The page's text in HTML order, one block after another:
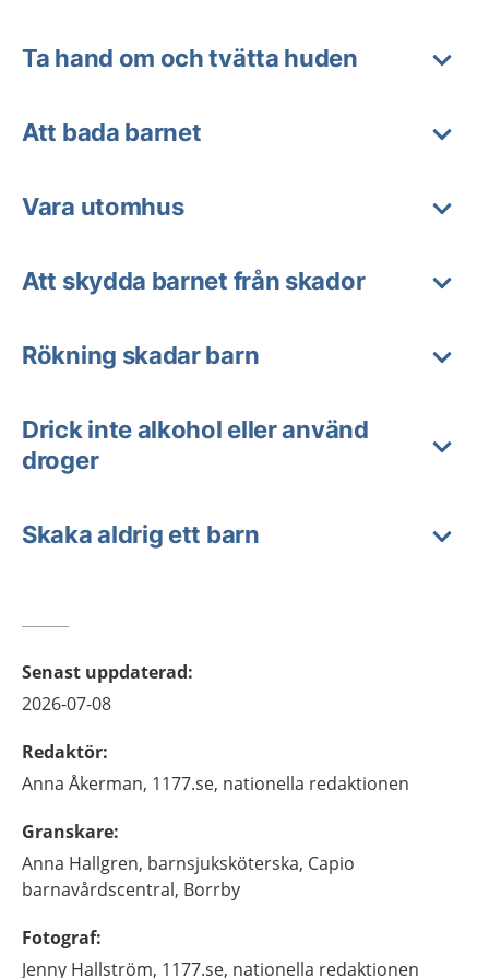
Ta hand om och tvätta huden
Att bada barnet
Vara utomhus
Att skydda barnet från skador
Rökning skadar barn
Drick inte alkohol eller använd
droger
Skaka aldrig ett barn
Senast uppdaterad:
2026-07-08
Redaktör:
Anna Åkerman, 1177.se, nationella redaktionen
Granskare:
Anna Hallgren, barnsjuksköterska, Capio
barnavårdscentral, Borrby
Fotograf:
Jenny Hallström, 1177.se, nationella redaktionen